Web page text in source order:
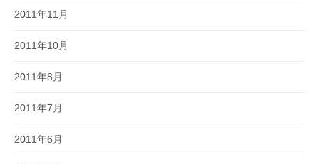
2011年11月
2011年10月
2011年8月
2011年7月
2011年6月